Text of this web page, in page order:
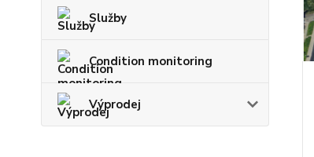
Služby
Condition monitoring
Výprodej